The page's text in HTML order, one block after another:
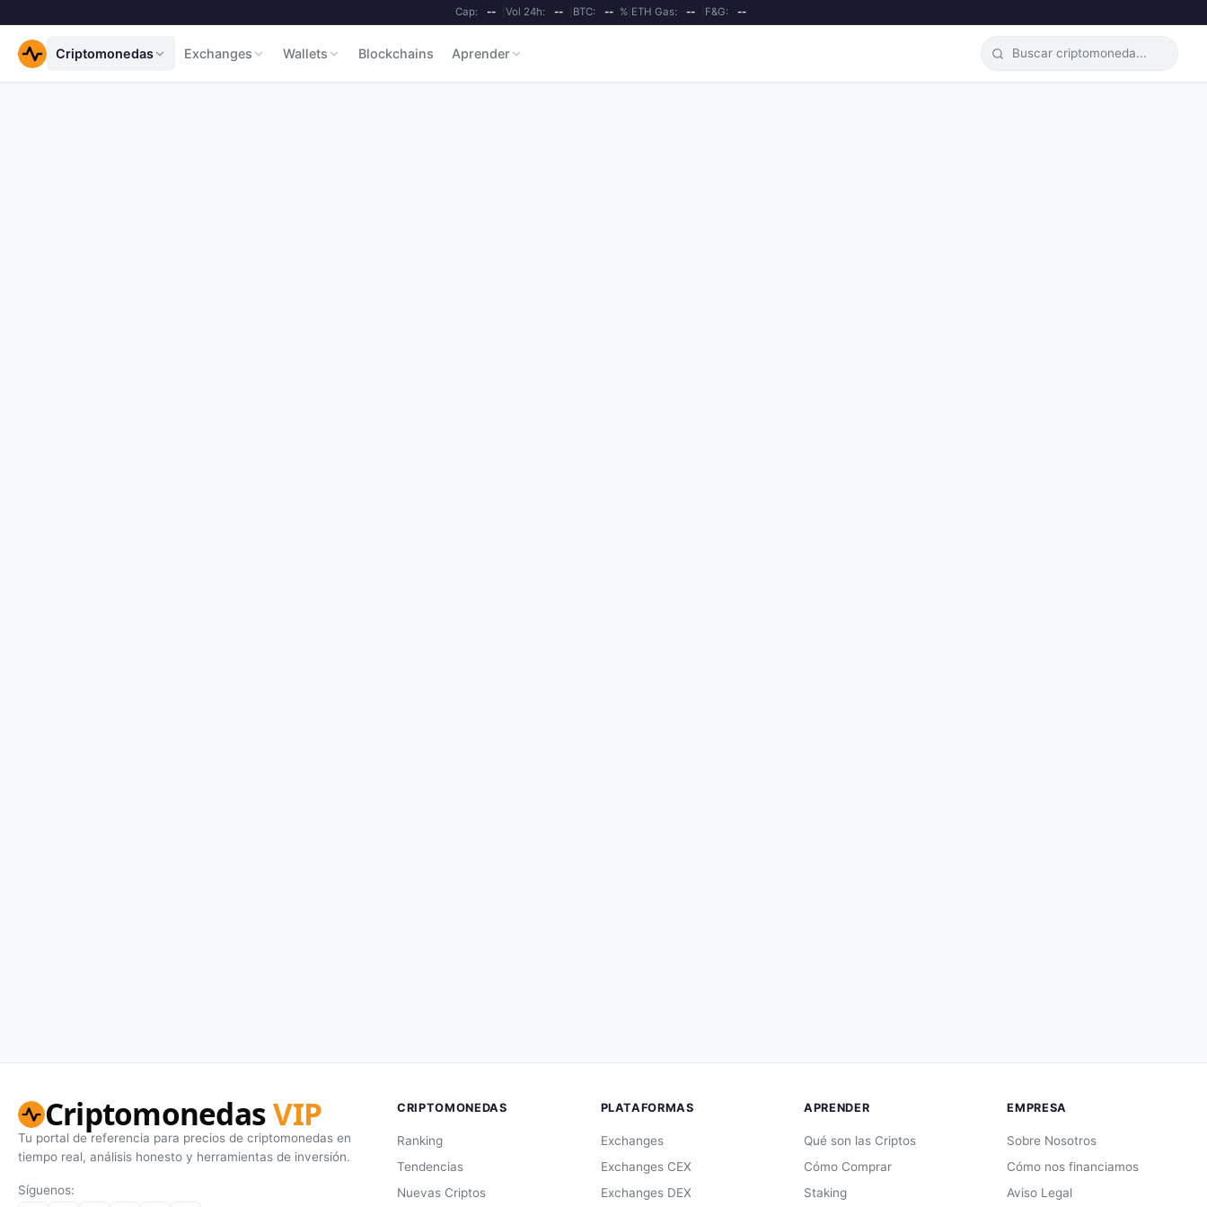
Cap: -- Vol 24h: -- BTC: -- %| ETH Gas: -- F&G: --
Criptomonedas Exchanges Wallets Blockchains Aprender
CriptomonedasVIP
Tu portal de referencia para precios de criptomonedas en
tiempo real, análisis honesto y herramientas de inversión.
Síguenos:
CRIPTOMONEDAS
Ranking
Tendencias
Nuevas Criptos
PLATAFORMAS
Exchanges
Exchanges CEX
Exchanges DEX
APRENDER
Qué son las Criptos
Cómo Comprar
Staking
EMPRESA
Sobre Nosotros
Cómo nos financiamos
Aviso Legal